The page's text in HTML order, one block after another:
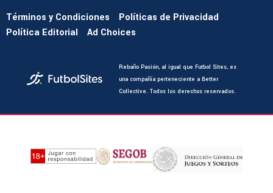
Términos y Condiciones
Políticas de Privacidad
Política Editorial
Ad Choices
Rebaño Pasión, al igual que Futbol Sites, es
una compañía perteneciente a Better
Collective. Todos los derechos reservados.